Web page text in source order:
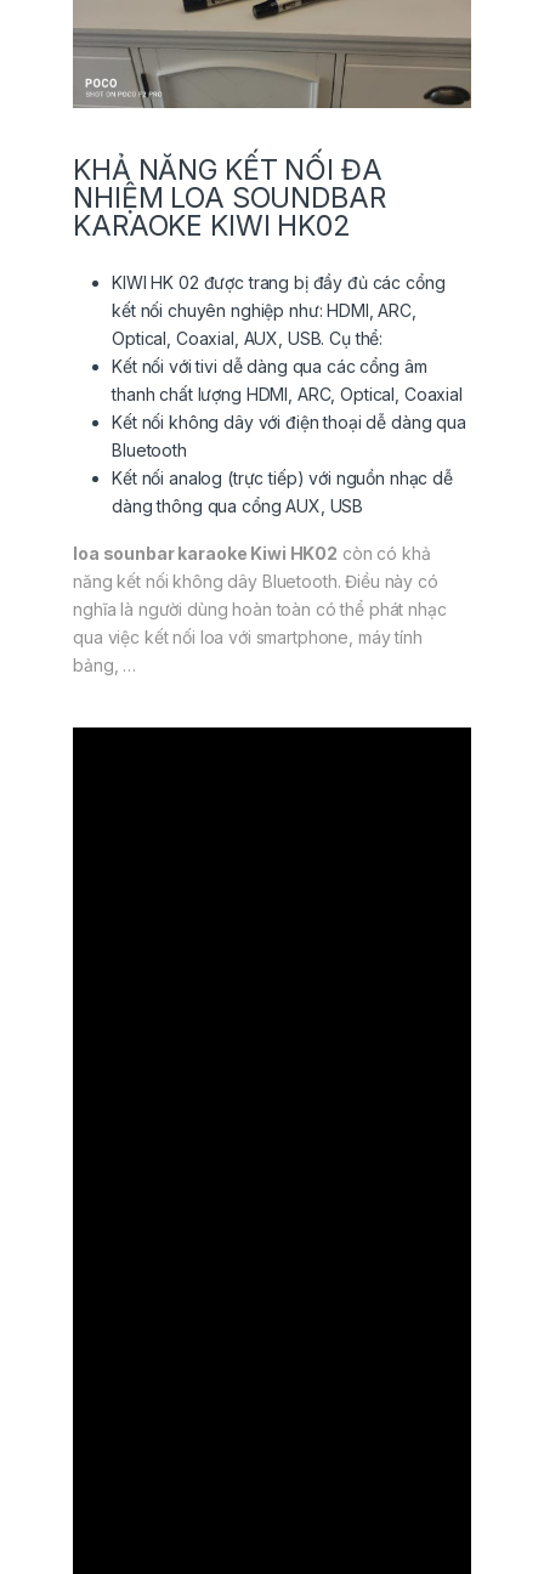
KHẢ NĂNG KẾT NỐI ĐA
NHIỆM LOA SOUNDBAR
KARAOKE KIWI HK02
KIWI HK 02 được trang bị đầy đủ các cổng
kết nối chuyên nghiệp như: HDMI, ARC,
Optical, Coaxial, AUX, USB. Cụ thể:
Kết nối với tivi dễ dàng qua các cổng âm
thanh chất lượng HDMI, ARC, Optical, Coaxial
Kết nối không dây với điện thoại dễ dàng qua
Bluetooth
Kết nối analog (trực tiếp) với nguồn nhạc dễ
dàng thông qua cổng AUX, USB
loa sounbar karaoke Kiwi HK02 còn có khả
năng kết nối không dây Bluetooth. Điều này có
nghĩa là người dùng hoàn toàn có thể phát nhạc
qua việc kết nối loa với smartphone, máy tính
bảng, …